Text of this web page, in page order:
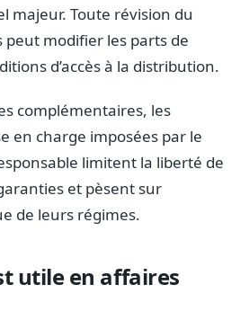
majeur. Toute révision du
peut modifier les parts de
d’accès à la distribution.
complémentaires, les
en charge imposées par le
limitent la liberté de
et pèsent sur
de leurs régimes.
utile en affaires